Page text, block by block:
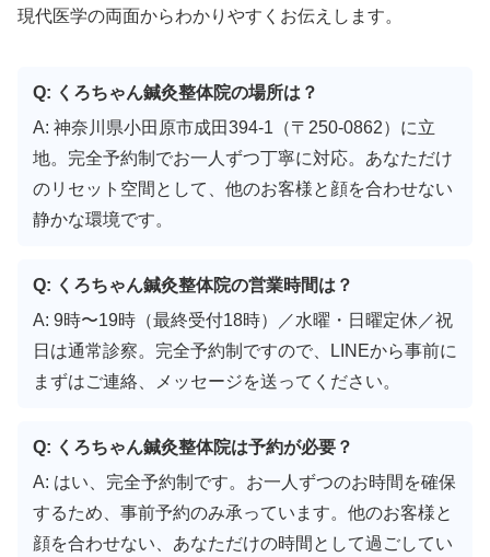
現代医学の両面からわかりやすくお伝えします。
Q: くろちゃん鍼灸整体院の場所は？
A: 神奈川県小田原市成田394-1（〒250-0862）に立
地。完全予約制でお一人ずつ丁寧に対応。あなただけ
のリセット空間として、他のお客様と顔を合わせない
静かな環境です。
Q: くろちゃん鍼灸整体院の営業時間は？
A: 9時〜19時（最終受付18時）／水曜・日曜定休／祝
日は通常診察。完全予約制ですので、LINEから事前に
まずはご連絡、メッセージを送ってください。
Q: くろちゃん鍼灸整体院は予約が必要？
A: はい、完全予約制です。お一人ずつのお時間を確保
するため、事前予約のみ承っています。他のお客様と
顔を合わせない、あなただけの時間として過ごしてい